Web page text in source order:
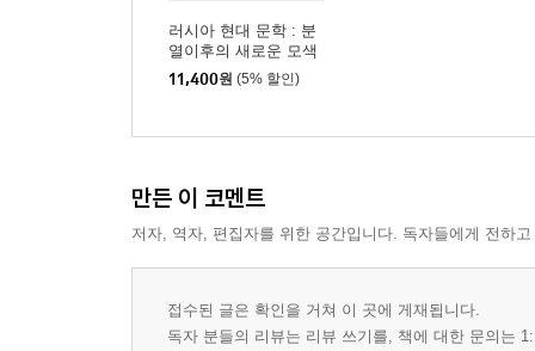
러시아 현대 문학 : 분
열이후의 새로운 모색
11,400원 (5% 할인)
만든 이 코멘트
저자, 역자, 편집자를 위한 공간입니다. 독자들에게 전하
접수된 글은 확인을 거쳐 이 곳에 게재됩니다.
독자 분들의 리뷰는 리뷰 쓰기를, 책에 대한 문의는